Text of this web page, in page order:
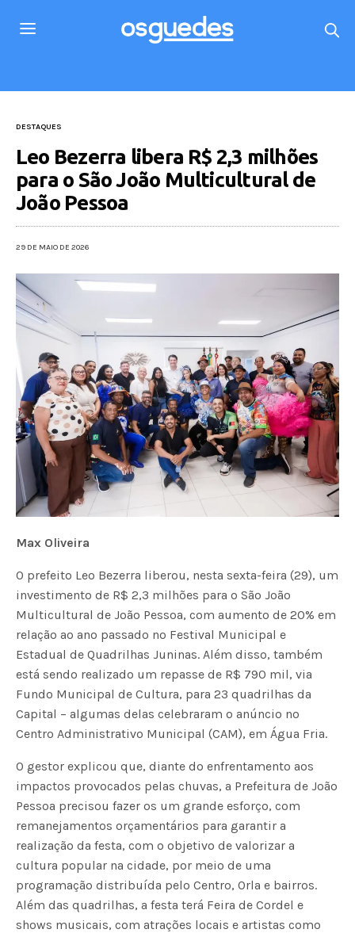
DESTAQUES
Leo Bezerra libera R$ 2,3 milhões
para o São João Multicultural de
João Pessoa
29 DE MAIO DE 2026
Max Oliveira
O prefeito Leo Bezerra liberou, nesta sexta-feira (29), um
investimento de R$ 2,3 milhões para o São João
Multicultural de João Pessoa, com aumento de 20% em
relação ao ano passado no Festival Municipal e
Estadual de Quadrilhas Juninas. Além disso, também
está sendo realizado um repasse de R$ 790 mil, via
Fundo Municipal de Cultura, para 23 quadrilhas da
Capital – algumas delas celebraram o anúncio no
Centro Administrativo Municipal (CAM), em Água Fria.
O gestor explicou que, diante do enfrentamento aos
impactos provocados pelas chuvas, a Prefeitura de João
Pessoa precisou fazer os um grande esforço, com
remanejamentos orçamentários para garantir a
realização da festa, com o objetivo de valorizar a
cultura popular na cidade, por meio de uma
programação distribuída pelo Centro, Orla e bairros.
Além das quadrilhas, a festa terá Feira de Cordel e
shows musicais, com atrações locais e artistas como